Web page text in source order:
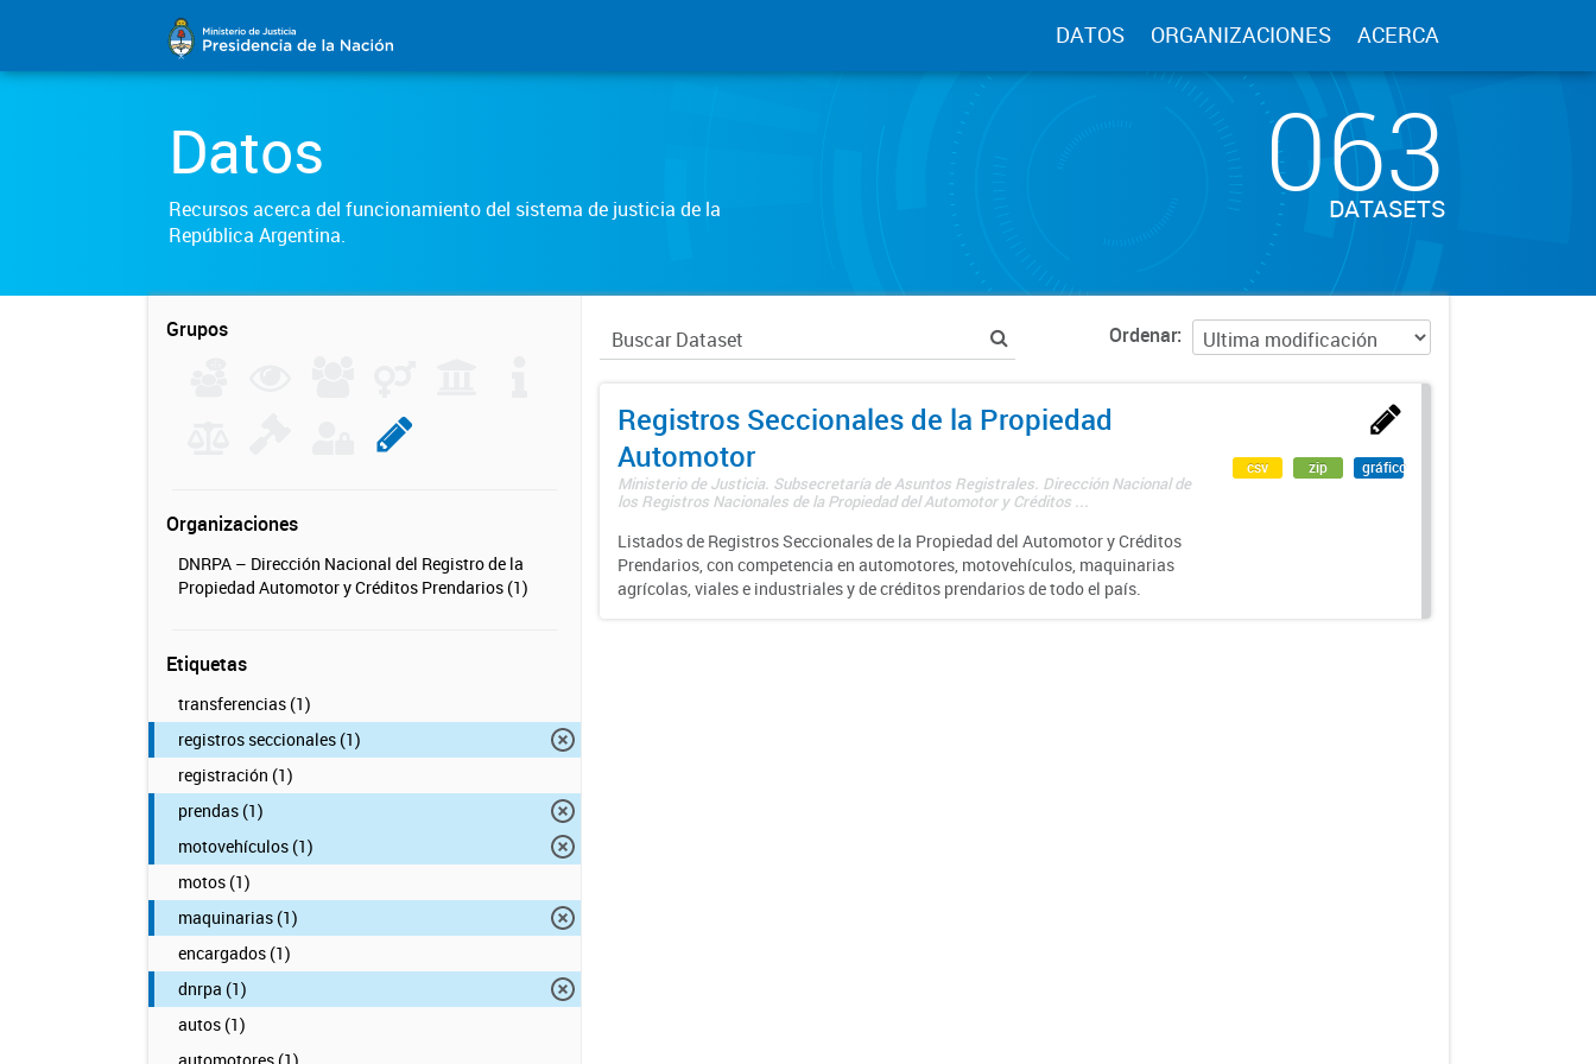
DATOS ORGANIZACIONES ACERCA
Datos
Recursos acerca del funcionamiento del sistema de justicia de la
República Argentina.
063
DATASETS
Grupos
Organizaciones
DNRPA – Dirección Nacional del Registro de la
Propiedad Automotor y Créditos Prendarios (1)
Etiquetas
transferencias (1)
registros seccionales (1)
registración (1)
prendas (1)
motovehículos (1)
motos (1)
maquinarias (1)
encargados (1)
dnrpa (1)
autos (1)
Ordenar
Registros Seccionales de la Propiedad
Automotor
Ministerio de Justicia. Subsecretaría de Asuntos Registrales. Dirección Nacional de
los Registros Nacionales de la Propiedad del Automotor y Créditos ...
Listados de Registros Seccionales de la Propiedad del Automotor y Créditos
Prendarios, con competencia en automotores, motovehículos, maquinarias
agrícolas, viales e industriales y de créditos prendarios de todo el país.
csv zip gráfico